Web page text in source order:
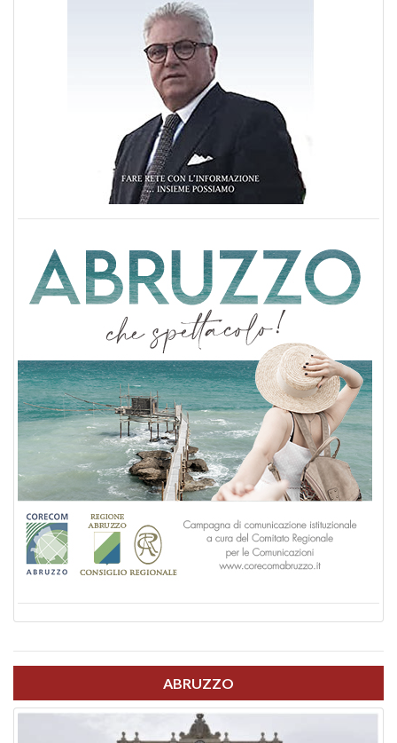
ABRUZZO